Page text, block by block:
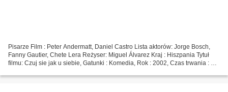
Pisarze Film : Peter Andermatt, Daniel Castro Lista aktorów: Jorge Bosch,
Fanny Gautier, Chete Lera Reżyser: Miguel Álvarez Kraj : Hiszpania Tytuł
filmu: Czuj sie jak u siebie, Gatunki : Komedia, Rok : 2002, Czas trwania : 92